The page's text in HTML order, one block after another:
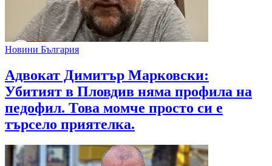
Новини България
Адвокат Димитър Марковски:
Убитият в Пловдив няма профила на
педофил. Това момче просто си е
търсело приятелка.